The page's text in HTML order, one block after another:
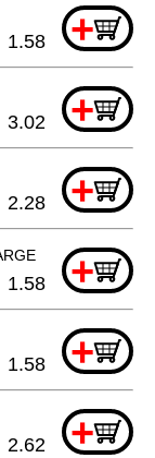
+
1.58
+
3.02
+
2.28
+
1.58
+
1.58
+
2.62